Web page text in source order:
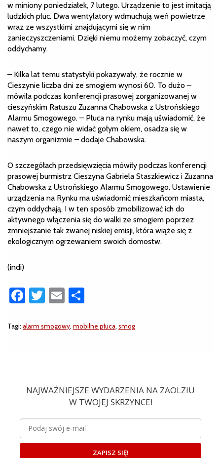
w miniony poniedziałek, 7 lutego. Urządzenie to jest imitacją
ludzkich płuc. Dwa wentylatory wdmuchują weń powietrze
wraz ze wszystkimi znajdującymi się w nim
zanieczyszczeniami. Dzięki niemu możemy zobaczyć, czym
oddychamy.
– Kilka lat temu statystyki pokazywały, że rocznie w
Cieszynie liczba dni ze smogiem wynosi 60. To dużo –
mówiła podczas konferencji prasowej zorganizowanej w
cieszyńskim Ratuszu Zuzanna Chabowska z Ustrońskiego
Alarmu Smogowego. – Płuca na rynku mają uświadomić, że
nawet to, czego nie widać gołym okiem, osadza się w
naszym organizmie – dodaje Chabowska.
O szczegółach przedsięwzięcia mówiły podczas konferencji
prasowej burmistrz Cieszyna Gabriela Staszkiewicz i Zuzanna
Chabowska z Ustrońskiego Alarmu Smogowego. Ustawienie
urządzenia na Rynku ma uświadomić mieszkańcom miasta,
czym oddychają. I w ten sposób zmobilizować ich do
aktywnego włączenia się do walki ze smogiem poprzez
zmniejszanie tak zwanej niskiej emisji, która wiąże się z
ekologicznym ogrzewaniem swoich domostw.
(indi)
Facebook
Twitter
Email
Tagi: alarm smogowy, mobilne płuca, smog
NAJWAŻNIEJSZE WYDARZENIA NA ZAOLZIU
W TWOJEJ SKRZYNCE!
ZAPISZ SIĘ!